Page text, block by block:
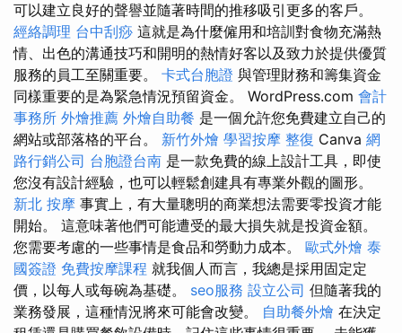
可以建立良好的聲譽並隨著時間的推移吸引更多的客戶。
經絡調理 台中刮痧 這就是為什麼僱用和培訓對食物充滿熱
情、出色的溝通技巧和開明的熱情好客以及致力於提供優質
服務的員工至關重要。 卡式台胞證 與管理財務和籌集資金
同樣重要的是為緊急情況預留資金。 WordPress.com 會計
事務所 外燴推薦 外燴自助餐 是一個允許您免費建立自己的
網站或部落格的平台。 新竹外燴 學習按摩 整復 Canva 網
路行銷公司 台胞證台南 是一款免費的線上設計工具，即使
您沒有設計經驗，也可以輕鬆創建具有專業外觀的圖形。
新北 按摩 事實上，有大量聰明的商業想法需要零投資才能
開始。 這意味著他們可能遭受的最大損失就是投資金額。
您需要考慮的一些事情是食品和勞動力成本。 歐式外燴 泰
國簽證 免費按摩課程 就我個人而言，我總是採用固定定
價，以每人或每碗為基礎。 seo服務 設立公司 但隨著我的
業務發展，這種情況將來可能會改變。 自助餐外燴 在決定